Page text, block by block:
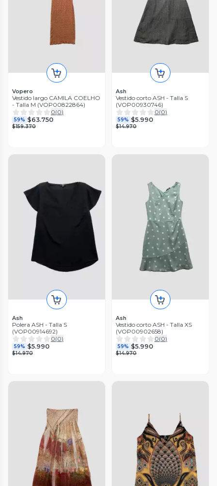
Vopero
Vestido largo CAMILA COELHO
- Talla M (VOP00822864)
0(0)
59% $63.750
$159.370
Ash
Vestido corto ASH - Talla S
(VOP00930746)
0(0)
59% $5.990
$14.970
Ash
Polera ASH - Talla S
(VOP00914692)
0(0)
59% $5.990
$14.970
Ash
Vestido corto ASH - Talla XS
(VOP00902658)
0(0)
59% $5.990
$14.970